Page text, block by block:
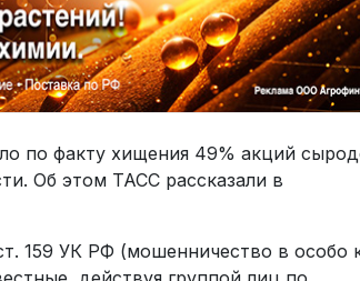
по факту хищения 49% акций
Об этом ТАСС рассказали в
159 УК РФ (мошенничество в особо